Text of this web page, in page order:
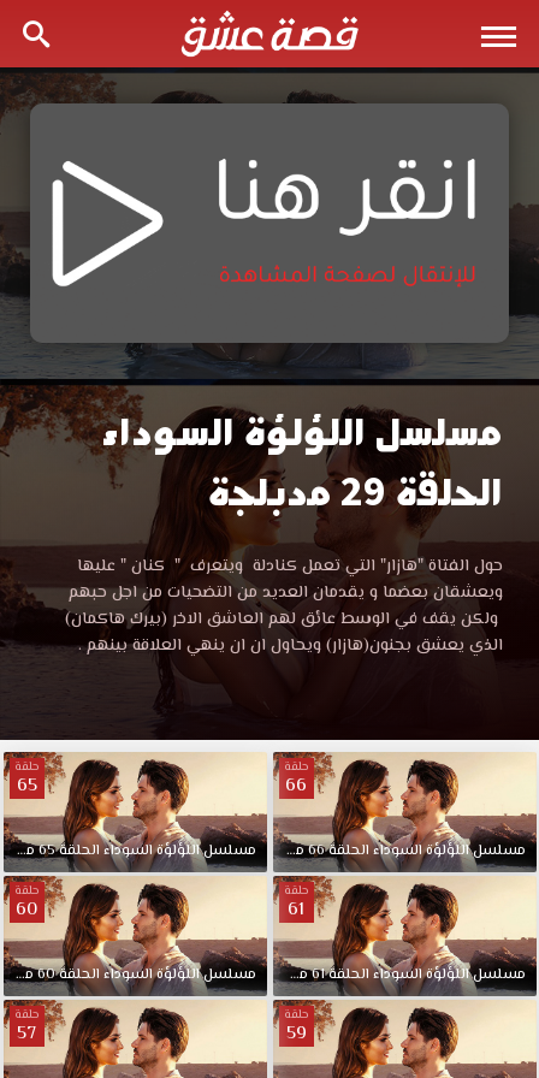
مسلسل
اللؤلؤة
السوداء
الحلقة
مدبلجة
عشق
مسلسل اللؤلؤة السوداء
الحلقة 29 مدبلجة
مسلسل
اللؤلؤة
السوداء
الحلقة
عشق
بطولة
بيرك
هاكمان
تولجاهان
سايشمان
،
في
حول الفتاة "هازار" التي تعمل كنادلة ويتعرف " كنان " عليها
ويعشقان بعضما و يقدمان العديد من التضحيات من اجل حبهم
ولكن يقف في الوسط عائق لهم العاشق الاخر (بيرك هاكمان)
الذي يعشق بجنون(هازار) ويحاول ان ان ينهي العلاقة بينهم .
حلقة
66
مسلسلاللؤلؤةالسوداءالحلقة66مدبلجة
حلقة
65
مسلسلاللؤلؤةالسوداءالحلقة65مدبلجة
حلقة
61
مسلسلاللؤلؤةالسوداءالحلقة61مدبلجة
حلقة
60
مسلسلاللؤلؤةالسوداءالحلقة60مدبلجة
حلقة
59
حلقة
57